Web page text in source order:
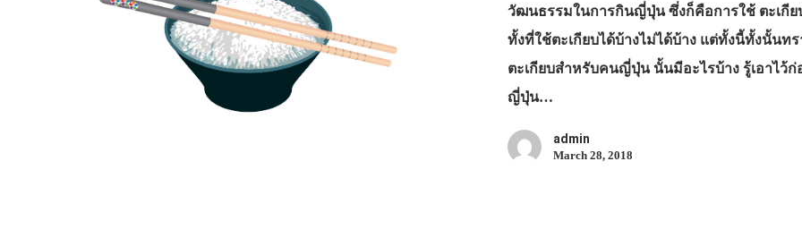
วัฒนธรรมในการกินญี่ปุ่น ซึ่งก็คือการใช้ ตะเกี
ทั้งที่ใช้ตะเกียบได้บ้างไม่ได้บ้าง แต่ทั้งนี้ทั้งนั้นท
ตะเกียบสำหรับคนญี่ปุ่น นั้นมีอะไรบ้าง รู้เอาไว้
ญี่ปุ่น…
admin
March 28, 2018